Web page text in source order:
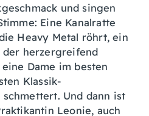
und singen
Eine Kanalratte
Heavy Metal röhrt, ein
der herzergreifend
Dame im besten
Klassik-
Und dann ist
Leonie, auch